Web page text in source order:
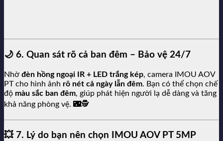
🌙 6. Quan sát rõ cả ban đêm – Bảo vệ 24/7
Nhờ đèn hồng ngoại IR + LED trắng kép, camera IMOU AOV
PT cho hình ảnh rõ nét cả ngày lẫn đêm. Bạn có thể chọn chế
độ màu sắc ban đêm, giúp phát hiện người lạ dễ dàng và tăng
khả năng phòng vệ. 🌃🕵️
💥 7. Lý do bạn nên chọn IMOU AOV PT 5MP